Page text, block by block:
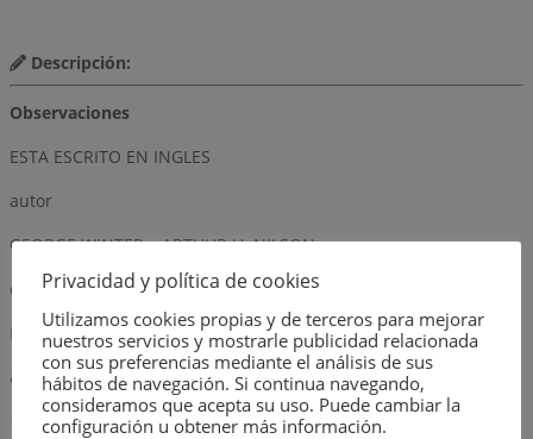
Descripción:
Observaciones
ESTA ESCRITO EN INGLES
autor
GEORGE WINTER y ARTHUR H. NILSON
editorial
McGRAW-HILL BOOK COMPANY
año
1968
Privacidad y política de cookies
Utilizamos cookies propias y de terceros para mejorar
nuestros servicios y mostrarle publicidad relacionada
con sus preferencias mediante el análisis de sus
hábitos de navegación. Si continua navegando,
consideramos que acepta su uso. Puede cambiar la
configuración u obtener más información.